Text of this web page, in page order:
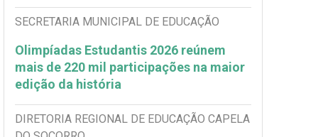
SECRETARIA MUNICIPAL DE EDUCAÇÃO
Olimpíadas Estudantis 2026 reúnem
mais de 220 mil participações na maior
edição da história
DIRETORIA REGIONAL DE EDUCAÇÃO CAPELA